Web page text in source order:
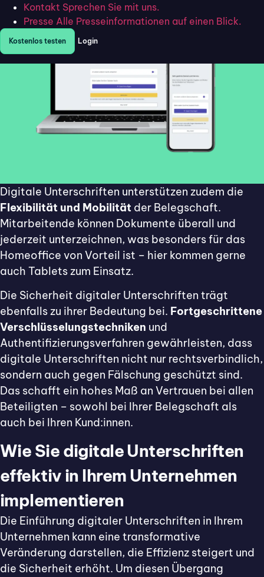
Kontakt Sprechen Sie mit uns.
Presse Alle Presseinformationen auf einen Blick.
Kostenlos testen Login
Digitale Unterschriften unterstützen zudem die
Flexibilität und Mobilität der Belegschaft.
Mitarbeitende können Dokumente überall und
jederzeit unterzeichnen, was besonders für das
Homeoffice von Vorteil ist – hier kommen gerne
auch Tablets zum Einsatz.
Die Sicherheit digitaler Unterschriften trägt
ebenfalls zu ihrer Bedeutung bei. Fortgeschrittene
Verschlüsselungstechniken und
Authentifizierungsverfahren gewährleisten, dass
digitale Unterschriften nicht nur rechtsverbindlich,
sondern auch gegen Fälschung geschützt sind.
Das schafft ein hohes Maß an Vertrauen bei allen
Beteiligten – sowohl bei Ihrer Belegschaft als
auch bei Ihren Kund:innen.
Wie Sie digitale Unterschriften
effektiv in Ihrem Unternehmen
implementieren
Die Einführung digitaler Unterschriften in Ihrem
Unternehmen kann eine transformative
Veränderung darstellen, die Effizienz steigert und
die Sicherheit erhöht. Um diesen Übergang